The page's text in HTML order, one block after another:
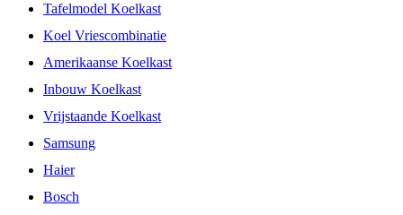
Tafelmodel Koelkast
Koel Vriescombinatie
Amerikaanse Koelkast
Inbouw Koelkast
Vrijstaande Koelkast
Samsung
Haier
Bosch